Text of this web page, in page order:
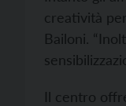
creatività
Bailoni.
Il centro